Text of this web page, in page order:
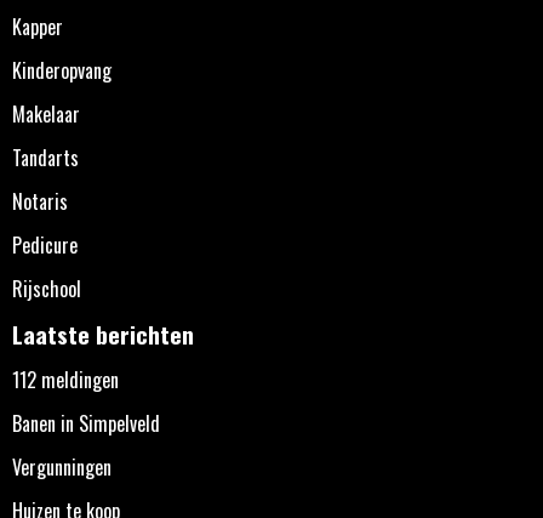
Kapper
Kinderopvang
Makelaar
Tandarts
Notaris
Pedicure
Rijschool
Laatste berichten
112 meldingen
Banen in Simpelveld
Vergunningen
Huizen te koop